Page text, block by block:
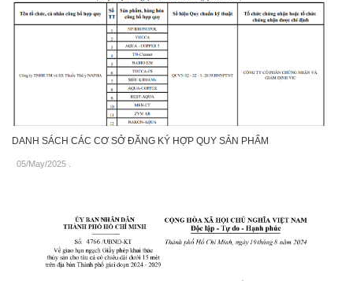
DANH SÁCH CÁC CƠ SỞ ĐĂNG KÝ HỢP QUY SẢN PHẨM
05/May/2025